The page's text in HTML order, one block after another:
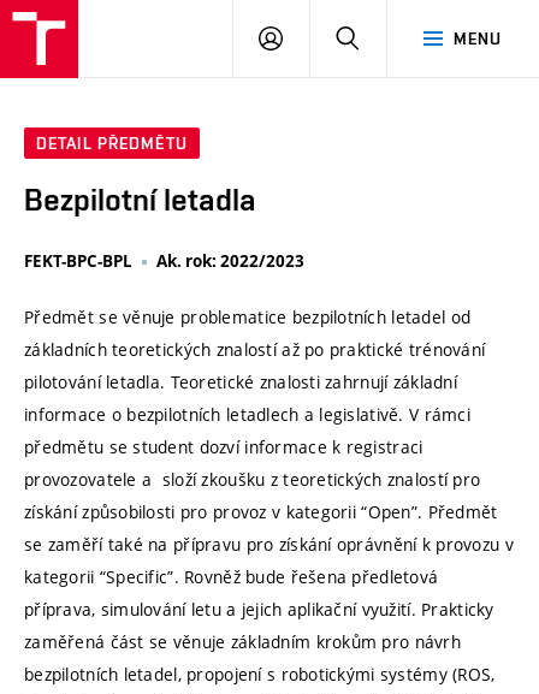
MENU
PŘIHLÁSIT
DETAIL PŘEDMĚTU
Bezpilotní letadla
FEKT-BPC-BPL Ak. rok: 2022/2023
Předmět se věnuje problematice bezpilotních letadel od
základních teoretických znalostí až po praktické trénování
pilotování letadla. Teoretické znalosti zahrnují základní
informace o bezpilotních letadlech a legislativě. V rámci
předmětu se student dozví informace k registraci
provozovatele a složí zkoušku z teoretických znalostí pro
získání způsobilosti pro provoz v kategorii “Open”. Předmět
se zaměří také na přípravu pro získání oprávnění k provozu v
kategorii “Specific”. Rovněž bude řešena předletová
příprava, simulování letu a jejich aplikační využití. Prakticky
zaměřená část se věnuje základním krokům pro návrh
bezpilotních letadel, propojení s robotickými systémy (ROS,